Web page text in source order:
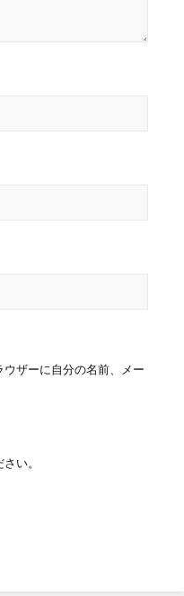
ザーに自分の名前、メー
い。